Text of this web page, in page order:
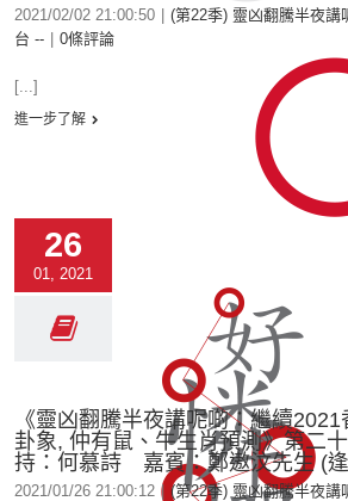
2021/02/02 21:00:50 (第22季) 靈凶翻騰半夜講
台 --
0條評論
[...]
進一步了解
26
01, 2021
《靈凶翻騰半夜講呢啲：繼續
卦象, 仲有鼠、牛生肖預測》第二
持：何慕詩 嘉賓：鄭遨汶先生 (
2021/01/26 21:00:12 | (第22季) 靈凶翻騰半夜講